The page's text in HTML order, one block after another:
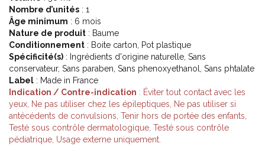
Nombre d’unités : 1
Âge minimum : 6 mois
Nature de produit : Baume
Conditionnement : Boite carton, Pot plastique
Spécificité(s) : Ingrédients d'origine naturelle, Sans
conservateur, Sans paraben, Sans phenoxyethanol, Sans phtalate
Label : Made in France
Indication / Contre-indication : Éviter tout contact avec les
yeux, Ne pas utiliser chez les épileptiques, Ne pas utiliser si
antécédents de convulsions, Tenir hors de portée des enfants,
Testé sous contrôle dermatologique, Testé sous contrôle
pédiatrique, Usage externe uniquement.